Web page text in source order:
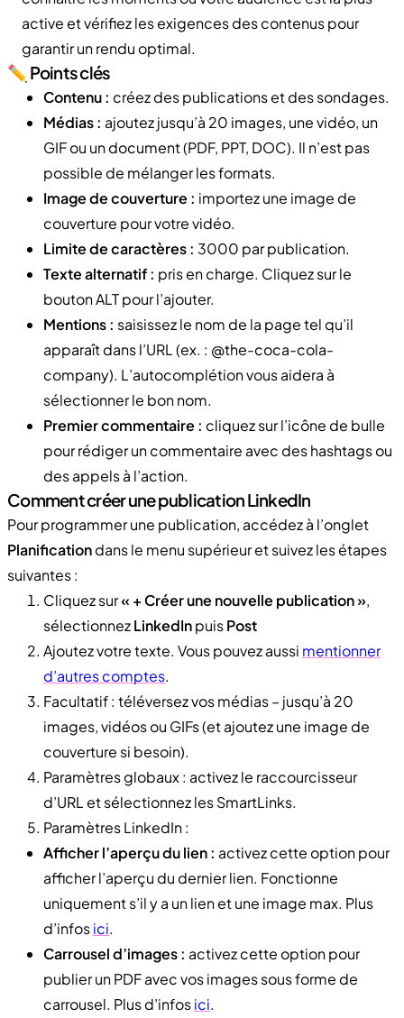
active et vérifiez les exigences des contenus pour
garantir un rendu optimal.
✏️ Points clés
Contenu : créez des publications et des sondages.
Médias : ajoutez jusqu’à 20 images, une vidéo, un
GIF ou un document (PDF, PPT, DOC). Il n’est pas
possible de mélanger les formats.
Image de couverture : importez une image de
couverture pour votre vidéo.
Limite de caractères : 3000 par publication.
Texte alternatif : pris en charge. Cliquez sur le
bouton ALT pour l’ajouter.
Mentions : saisissez le nom de la page tel qu’il
apparaît dans l’URL (ex. : @the-coca-cola-
company). L’autocomplétion vous aidera à
sélectionner le bon nom.
Premier commentaire : cliquez sur l’icône de bulle
pour rédiger un commentaire avec des hashtags ou
des appels à l’action.
Comment créer une publication LinkedIn
Pour programmer une publication, accédez à l’onglet
Planificationdans le menu supérieur et suivez les étapes
suivantes :
Cliquez sur« + Créer une nouvelle publication »,
sélectionnezLinkedInpuisPost
Ajoutez votre texte. Vous pouvez aussi mentionner
d’autres comptes.
Facultatif : téléversez vos médias – jusqu’à 20
images, vidéos ou GIFs (et ajoutez une image de
couverture si besoin).
Paramètres globaux : activez le raccourcisseur
d’URL et sélectionnez les SmartLinks.
Paramètres LinkedIn :
Afficher l’aperçu du lien : activez cette option pour
afficher l’aperçu du dernier lien. Fonctionne
uniquement s’il y a un lien et une image max. Plus
d’infosici.
Carrousel d’images : activez cette option pour
publier un PDF avec vos images sous forme de
carrousel. Plus d’infosici.